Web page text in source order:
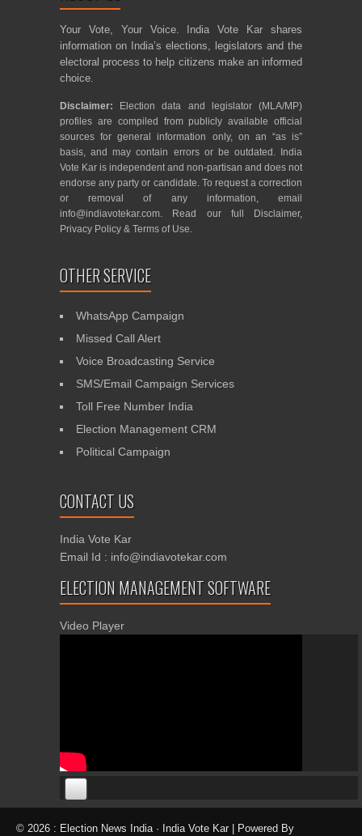
Your Vote, Your Voice. India Vote Kar shares
information on India’s elections, legislators and the
electoral process to help citizens make an informed
choice.
Disclaimer: Election data and legislator (MLA/MP)
profiles are compiled from publicly available official
sources for general information only, on an “as is”
basis, and may contain errors or be outdated. India
Vote Kar is independent and non-partisan and does not
endorse any party or candidate. To request a correction
or removal of any information, email
info@indiavotekar.com. Read our full Disclaimer,
Privacy Policy & Terms of Use.
OTHER SERVICE
WhatsApp Campaign
Missed Call Alert
Voice Broadcasting Service
SMS/Email Campaign Services
Toll Free Number India
Election Management CRM
Political Campaign
CONTACT US
India Vote Kar
Email Id : info@indiavotekar.com
ELECTION MANAGEMENT SOFTWARE
Video Player
00:00
00:00
© 2026 : Election News India · India Vote Kar | Powered By